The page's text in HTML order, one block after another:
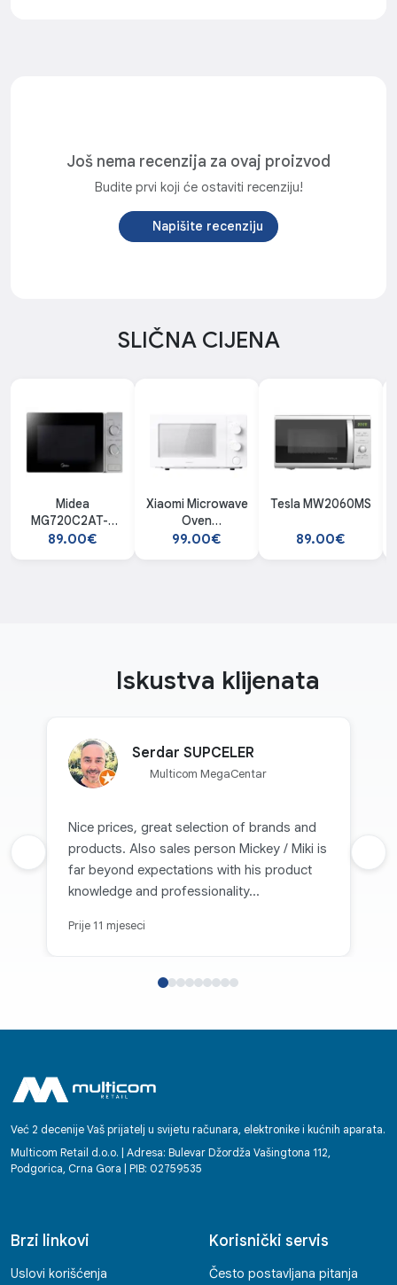
Još nema recenzija za ovaj proizvod
Budite prvi koji će ostaviti recenziju!
Napišite recenziju
SLIČNA CIJENA
Midea
MG720C2AT-S
mikrotalasna
89.00€
Xiaomi Microwave
Oven
mikrotalasna
99.00€
Tesla MW2060MS
89.00€
Iskustva klijenata
Serdar SUPCELER
Multicom MegaCentar
Nice prices, great selection of brands and
products. Also sales person Mickey / Miki is
far beyond expectations with his product
knowledge and professionality...
Prije 11 mjeseci
Prethodna recenzija
Već 2 decenije Vaš prijatelj u svijetu računara, elektronike i kućnih aparata.
Multicom Retail d.o.o. | Adresa: Bulevar Džordža Vašingtona 112,
Podgorica, Crna Gora | PIB: 02759535
Brzi linkovi
Uslovi korišćenja
Korisnički servis
Često postavljana pitanja